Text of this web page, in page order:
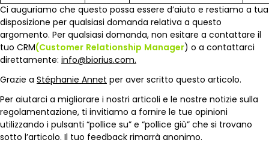
Ci auguriamo che questo possa essere d’aiuto e restiamo a tua
disposizione per qualsiasi domanda relativa a questo
argomento. Per qualsiasi domanda, non esitare a contattare il
tuo CRM(Customer Relationship Manager) o a contattarci
direttamente: info@biorius.com.
Grazie a Stéphanie Annet per aver scritto questo articolo.
Per aiutarci a migliorare i nostri articoli e le nostre notizie sulla
regolamentazione, ti invitiamo a fornire le tue opinioni
utilizzando i pulsanti “pollice su” e “pollice giù” che si trovano
sotto l’articolo. Il tuo feedback rimarrà anonimo.